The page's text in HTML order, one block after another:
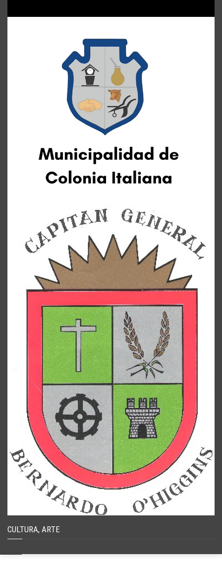
CULTURA, ARTE